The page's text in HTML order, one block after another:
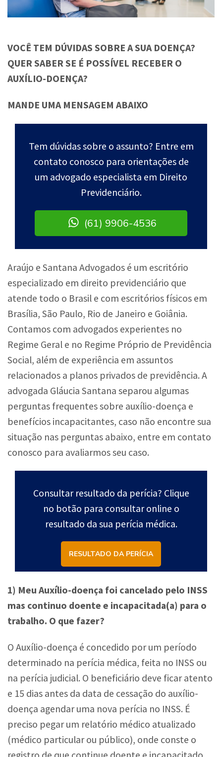
VOCÊ TEM DÚVIDAS SOBRE A SUA DOENÇA?
QUER SABER SE É POSSÍVEL RECEBER O
AUXÍLIO-DOENÇA?
MANDE UMA MENSAGEM ABAIXO
Tem dúvidas sobre o assunto? Entre em
contato conosco para orientações de
um advogado especialista em Direito
Previdenciário.
(61) 9906-4536
Araújo e Santana Advogados é um escritório
especializado em direito previdenciário que
atende todo o Brasil e com escritórios físicos em
Brasília, São Paulo, Rio de Janeiro e Goiânia.
Contamos com advogados experientes no
Regime Geral e no Regime Próprio de Previdência
Social, além de experiência em assuntos
relacionados a planos privados de previdência. A
advogada Gláucia Santana separou algumas
perguntas frequentes sobre auxílio-doença e
benefícios incapacitantes, caso não encontre sua
situação nas perguntas abaixo, entre em contato
conosco para avaliarmos seu caso.
Consultar resultado da perícia? Clique
no botão para consultar online o
resultado da sua perícia médica.
RESULTADO DA PERÍCIA
1) Meu Auxílio-doença foi cancelado pelo INSS
mas continuo doente e incapacitada(a) para o
trabalho. O que fazer?
O Auxílio-doença é concedido por um período
determinado na perícia médica, feita no INSS ou
na perícia judicial. O beneficiário deve ficar atento
e 15 dias antes da data de cessação do auxílio-
doença agendar uma nova perícia no INSS. É
preciso pegar um relatório médico atualizado
(médico particular ou público), onde conste o